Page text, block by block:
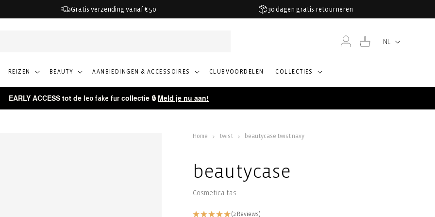
Gratis verzending vanaf € 50 30 dagen gratis retourneren
REIZEN BEAUTY AANBIEDINGEN & ACCESSOIRES CLUBVOORDELEN COLLECTIES
Taal NL
Inloggen
Winkelwagen
EARLY ACCESS tot de leo fake fur collectie 🔒 Meld je nu aan!
Home twist beautycase twist navy
beautycase
Cosmetica tas
(2 Reviews)